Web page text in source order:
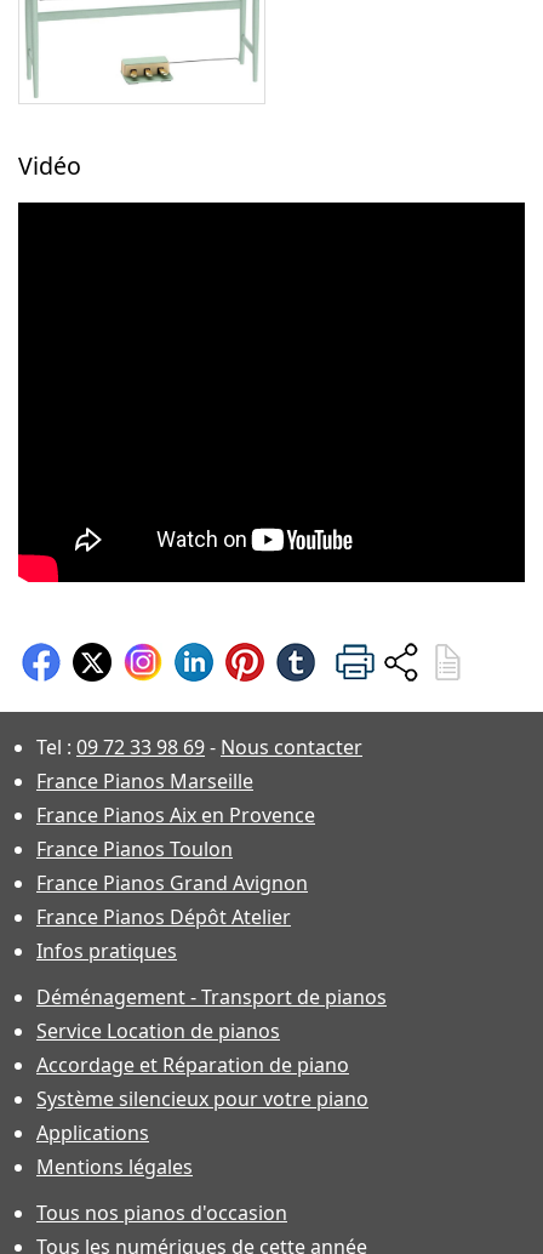
Vidéo
Tel : 09 72 33 98 69- Nous contacter
France Pianos Marseille
France Pianos Aix en Provence
France Pianos Toulon
France Pianos Grand Avignon
France Pianos Dépôt Atelier
Infos pratiques
Déménagement - Transport de pianos
Service Location de pianos
Accordage et Réparation de piano
Système silencieux pour votre piano
Applications
Mentions légales
Tous nos pianos d'occasion
Tous les numériques de cette année